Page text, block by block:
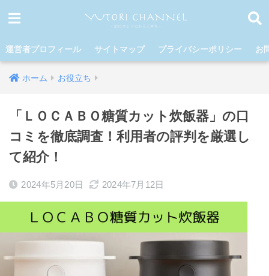
運営者プロフィール サイトマップ プライバシーポリシー お
ホーム お役立ち
「ＬＯＣＡＢＯ糖質カット炊飯器」の口
コミを徹底調査！利用者の評判を厳選し
て紹介！
2024年5月20日 2024年7月12日